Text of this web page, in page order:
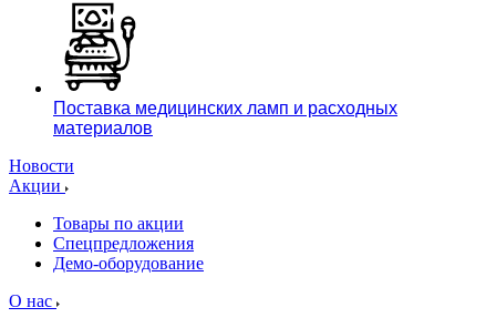
Поставка медицинских ламп и расходных
материалов
Новости
Акции
Товары по акции
Спецпредложения
Демо-оборудование
О нас